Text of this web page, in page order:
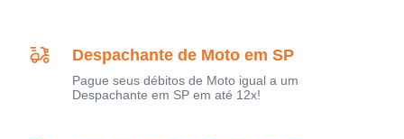
Despachante de Moto em SP
Pague seus débitos de Moto igual a um
Despachante em SP em até 12x!